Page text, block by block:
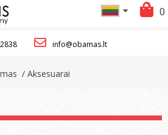
info@obamas.lt
0
/ Aksesuarai